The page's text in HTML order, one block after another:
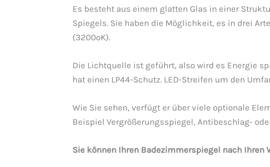
Es besteht aus einem glatten Glas in einer
Spiegels. Sie haben die Möglichkeit, es in drei
(3200ºK).
Die Lichtquelle ist geführt, also wird es Energie
hat einen LP44-Schutz. LED-Streifen um den
Wie Sie sehen, verfügt er über viele optionale
Beispiel Vergrößerungsspiegel, Antibeschlag-
Sie können Ihren Badezimmerspiegel nach Ihren